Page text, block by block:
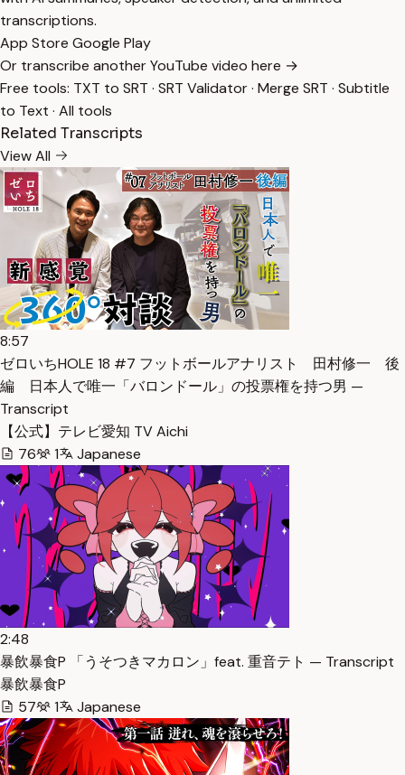
transcriptions.
App Store Google Play
Or transcribe another YouTube video here →
Free tools: TXT to SRT · SRT Validator· Merge SRT · Subtitle
to Text · All tools
Related Transcripts
View All
8:57
ゼロいちHOLE 18 #7 フットボールアナリスト 田村修一 後
編 日本人で唯一「バロンドール」の投票権を持つ男 —
Transcript
【公式】テレビ愛知 TV Aichi
76
1 Japanese
2:48
暴飲暴食P 「うそつきマカロン」feat. 重音テト — Transcript
暴飲暴食P
57
1 Japanese